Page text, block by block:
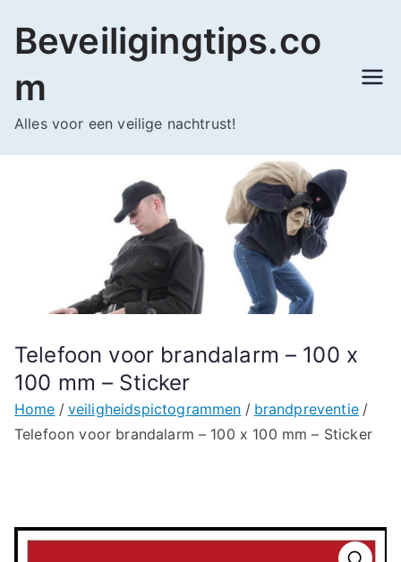
naar
inhoud
Beveiligingtips.co
m
Alles voor een veilige nachtrust!
Telefoon voor brandalarm – 100 x
100 mm – Sticker
Home veiligheidspictogrammen
brandpreventie
Telefoon voor brandalarm – 100 x 100 mm – Sticker